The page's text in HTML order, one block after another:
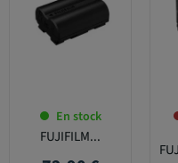
En stock
FUJIFILM...